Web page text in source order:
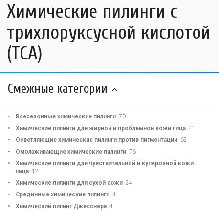
Химические пилинги с
трихлоруксусной кислотой
(TCA)
Смежные категории
Всесезонные химические пилинги 70
Химические пилинги для жирной и проблемной кожи лица 41
Осветляющие химические пилинги против пигментации 62
Омолаживающие химические пилинги 76
Химические пилинги для чувствительной и куперозной кожи
лица 12
Химические пилинги для сухой кожи 24
Срединные химические пилинги 4
Химический пилинг Джесснера 4